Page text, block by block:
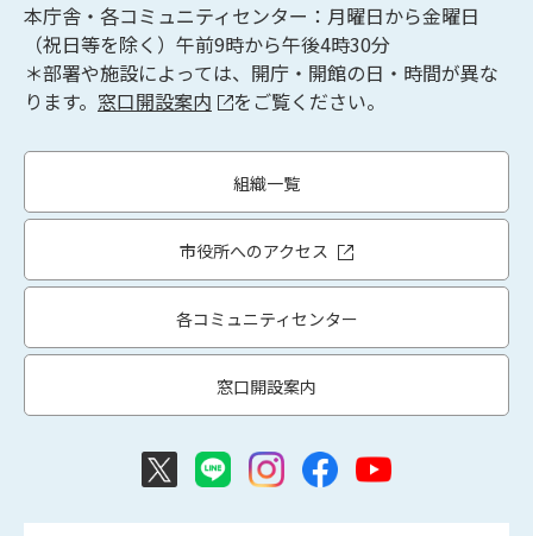
本庁舎・各コミュニティセンター：月曜日から金曜日
（祝日等を除く）午前9時から午後4時30分
＊部署や施設によっては、開庁・開館の日・時間が異な
ります。 窓口開設案内 をご覧ください。
組織一覧
市役所へのアクセス
各コミュニティセンター
窓口開設案内